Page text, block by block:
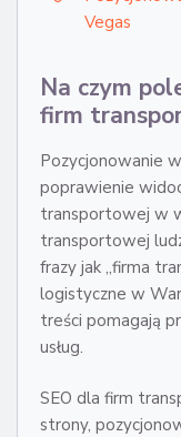
Vegas
Na czym
firm
Pozycjonowanie
poprawienie
transportowej w
transportowej
frazy jak „firma
logistyczne w
treści pomagają
usług.
SEO dla firm
strony,